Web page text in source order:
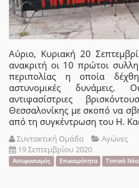
Αύριο, Κυριακή 20
ανακριτή οι 10 πρώτοι
περιπολίας η οποία
αστυνομικές
αντιφασίστριες
Θεσσαλονίκης με σκοπό να
από τη συγκέντρωση του Η.
Συντακτική Ομάδα
Αγώνες
19 Σεπτεμβρίου 2020
Αντιφασισμός Επικαιρότητα Τοπικά Νέα